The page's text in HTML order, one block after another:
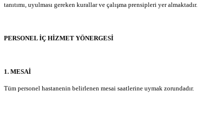
tanıtımı, uyulması gereken kurallar ve çalışma prensipleri yer almaktadır.
PERSONEL İÇ HİZMET YÖNERGESİ
1. MESAİ
Tüm personel hastanenin belirlenen mesai saatlerine uymak zorundadır.